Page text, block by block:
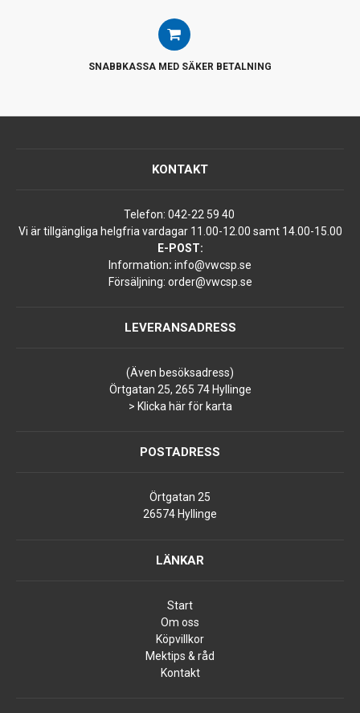
SNABBKASSA MED SÄKER BETALNING
KONTAKT
Telefon: 042-22 59 40
Vi är tillgängliga helgfria vardagar 11.00-12.00 samt 14.00-15.00
E-POST:
Information: info@vwcsp.se
Försäljning: order@vwcsp.se
LEVERANSADRESS
(Även besöksadress)
Örtgatan 25, 265 74 Hyllinge
> Klicka här för karta
POSTADRESS
Örtgatan 25
26574 Hyllinge
LÄNKAR
Start
Om oss
Köpvillkor
Mektips & råd
Kontakt